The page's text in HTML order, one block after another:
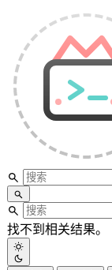
找不到相关结果。